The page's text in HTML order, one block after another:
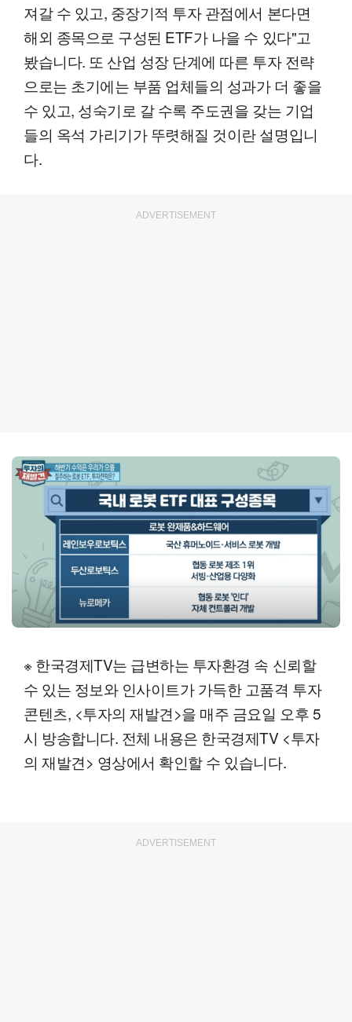
져갈 수 있고, 중장기적 투자 관점에서 본다면
해외 종목으로 구성된 ETF가 나을 수 있다"고
봤습니다. 또 산업 성장 단계에 따른 투자 전략
으로는 초기에는 부품 업체들의 성과가 더 좋을
수 있고, 성숙기로 갈 수록 주도권을 갖는 기업
들의 옥석 가리기가 뚜렷해질 것이란 설명입니
다.
ADVERTISEMENT
※ 한국경제TV는 급변하는 투자환경 속 신뢰할
수 있는 정보와 인사이트가 가득한 고품격 투자
콘텐츠, <투자의 재발견>을 매주 금요일 오후 5
시 방송합니다. 전체 내용은 한국경제TV <투자
의 재발견> 영상에서 확인할 수 있습니다.
ADVERTISEMENT